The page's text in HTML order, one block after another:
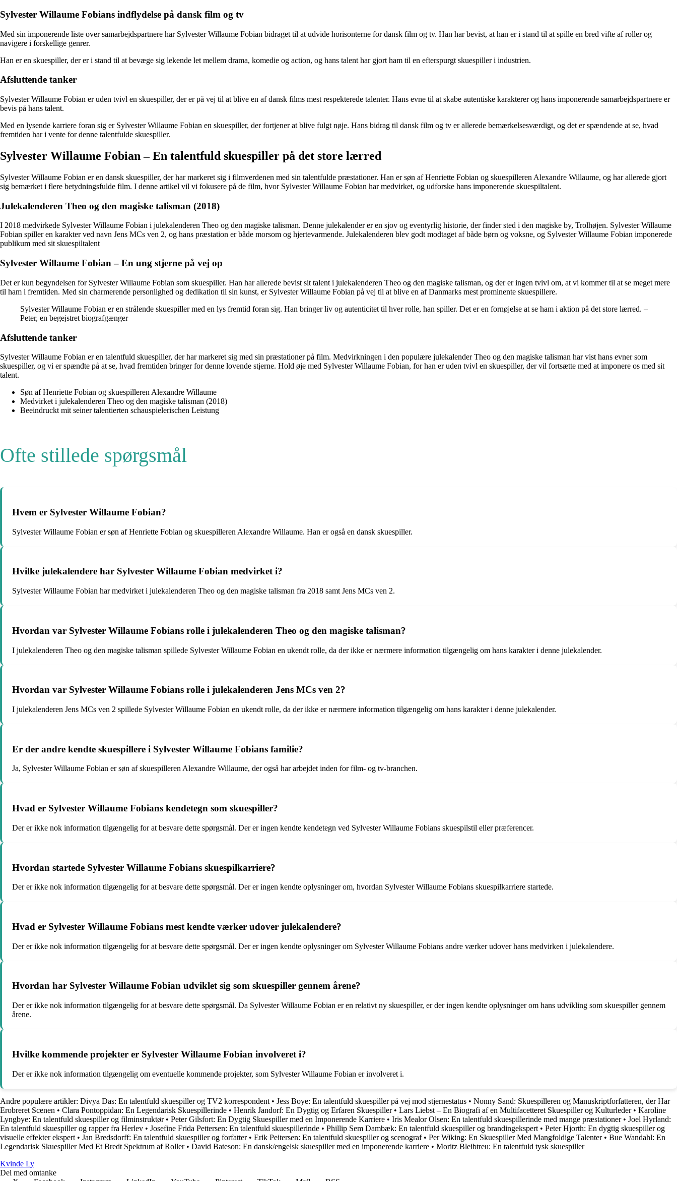
Sylvester Willaume Fobians indflydelse på dansk film og tv
Med sin imponerende liste over samarbejdspartnere har Sylvester Willaume Fobian bidraget til at udvide horisonterne for dansk film og tv. Han har bevist, at han er i stand til at spille en bred vifte af roller og
navigere i forskellige genrer.
Han er en skuespiller, der er i stand til at bevæge sig lekende let mellem drama, komedie og action, og hans talent har gjort ham til en efterspurgt skuespiller i industrien.
Afsluttende tanker
Sylvester Willaume Fobian er uden tvivl en skuespiller, der er på vej til at blive en af dansk films mest respekterede talenter. Hans evne til at skabe autentiske karakterer og hans imponerende samarbejdspartnere er
bevis på hans talent.
Med en lysende karriere foran sig er Sylvester Willaume Fobian en skuespiller, der fortjener at blive fulgt nøje. Hans bidrag til dansk film og tv er allerede bemærkelsesværdigt, og det er spændende at se, hvad
fremtiden har i vente for denne talentfulde skuespiller.
Sylvester Willaume Fobian – En talentfuld skuespiller på det store lærred
Sylvester Willaume Fobian er en dansk skuespiller, der har markeret sig i filmverdenen med sin talentfulde præstationer. Han er søn af Henriette Fobian og skuespilleren Alexandre Willaume, og har allerede gjort
sig bemærket i flere betydningsfulde film. I denne artikel vil vi fokusere på de film, hvor Sylvester Willaume Fobian har medvirket, og udforske hans imponerende skuespiltalent.
Julekalenderen Theo og den magiske talisman (2018)
I 2018 medvirkede Sylvester Willaume Fobian i julekalenderen Theo og den magiske talisman. Denne julekalender er en sjov og eventyrlig historie, der finder sted i den magiske by, Trolhøjen. Sylvester Willaume
Fobian spiller en karakter ved navn Jens MCs ven 2, og hans præstation er både morsom og hjertevarmende. Julekalenderen blev godt modtaget af både børn og voksne, og Sylvester Willaume Fobian imponerede
publikum med sit skuespiltalent
Sylvester Willaume Fobian – En ung stjerne på vej op
Det er kun begyndelsen for Sylvester Willaume Fobian som skuespiller. Han har allerede bevist sit talent i julekalenderen Theo og den magiske talisman, og der er ingen tvivl om, at vi kommer til at se meget mere
til ham i fremtiden. Med sin charmerende personlighed og dedikation til sin kunst, er Sylvester Willaume Fobian på vej til at blive en af Danmarks mest prominente skuespillere.
Sylvester Willaume Fobian er en strålende skuespiller med en lys fremtid foran sig. Han bringer liv og autenticitet til hver rolle, han spiller. Det er en fornøjelse at se ham i aktion på det store lærred. –
Peter, en begejstret biografgænger
Afsluttende tanker
Sylvester Willaume Fobian er en talentfuld skuespiller, der har markeret sig med sin præstationer på film. Medvirkningen i den populære julekalender Theo og den magiske talisman har vist hans evner som
skuespiller, og vi er spændte på at se, hvad fremtiden bringer for denne lovende stjerne. Hold øje med Sylvester Willaume Fobian, for han er uden tvivl en skuespiller, der vil fortsætte med at imponere os med sit
talent.
Søn af Henriette Fobian og skuespilleren Alexandre Willaume
Medvirket i julekalenderen Theo og den magiske talisman (2018)
Beeindruckt mit seiner talentierten schauspielerischen Leistung
Ofte stillede spørgsmål
Hvem er Sylvester Willaume Fobian?
Sylvester Willaume Fobian er søn af Henriette Fobian og skuespilleren Alexandre Willaume. Han er også en dansk skuespiller.
Hvilke julekalendere har Sylvester Willaume Fobian medvirket i?
Sylvester Willaume Fobian har medvirket i julekalenderen Theo og den magiske talisman fra 2018 samt Jens MCs ven 2.
Hvordan var Sylvester Willaume Fobians rolle i julekalenderen Theo og den magiske talisman?
I julekalenderen Theo og den magiske talisman spillede Sylvester Willaume Fobian en ukendt rolle, da der ikke er nærmere information tilgængelig om hans karakter i denne julekalender.
Hvordan var Sylvester Willaume Fobians rolle i julekalenderen Jens MCs ven 2?
I julekalenderen Jens MCs ven 2 spillede Sylvester Willaume Fobian en ukendt rolle, da der ikke er nærmere information tilgængelig om hans karakter i denne julekalender.
Er der andre kendte skuespillere i Sylvester Willaume Fobians familie?
Ja, Sylvester Willaume Fobian er søn af skuespilleren Alexandre Willaume, der også har arbejdet inden for film- og tv-branchen.
Hvad er Sylvester Willaume Fobians kendetegn som skuespiller?
Der er ikke nok information tilgængelig for at besvare dette spørgsmål. Der er ingen kendte kendetegn ved Sylvester Willaume Fobians skuespilstil eller præferencer.
Hvordan startede Sylvester Willaume Fobians skuespilkarriere?
Der er ikke nok information tilgængelig for at besvare dette spørgsmål. Der er ingen kendte oplysninger om, hvordan Sylvester Willaume Fobians skuespilkarriere startede.
Hvad er Sylvester Willaume Fobians mest kendte værker udover julekalendere?
Der er ikke nok information tilgængelig for at besvare dette spørgsmål. Der er ingen kendte oplysninger om Sylvester Willaume Fobians andre værker udover hans medvirken i julekalendere.
Hvordan har Sylvester Willaume Fobian udviklet sig som skuespiller gennem årene?
Der er ikke nok information tilgængelig for at besvare dette spørgsmål. Da Sylvester Willaume Fobian er en relativt ny skuespiller, er der ingen kendte oplysninger om hans udvikling som skuespiller gennem
årene.
Hvilke kommende projekter er Sylvester Willaume Fobian involveret i?
Der er ikke nok information tilgængelig om eventuelle kommende projekter, som Sylvester Willaume Fobian er involveret i.
Andre populære artikler: Divya Das: En talentfuld skuespiller og TV2 korrespondent • Jess Boye: En talentfuld skuespiller på vej mod stjernestatus • Nonny Sand: Skuespilleren og Manuskriptforfatteren, der Har
Erobreret Scenen • Clara Pontoppidan: En Legendarisk Skuespillerinde • Henrik Jandorf: En Dygtig og Erfaren Skuespiller• Lars Liebst – En Biografi af en Multifacetteret Skuespiller og Kulturleder• Karoline
Lyngbye: En talentfuld skuespiller og filminstruktør• Peter Gilsfort: En Dygtig Skuespiller med en Imponerende Karriere • Iris Mealor Olsen: En talentfuld skuespillerinde med mange præstationer• Joel Hyrland:
En talentfuld skuespiller og rapper fra Herlev • Josefine Frida Pettersen: En talentfuld skuespillerinde • Phillip Sem Dambæk: En talentfuld skuespiller og brandingekspert • Peter Hjorth: En dygtig skuespiller og
visuelle effekter ekspert • Jan Bredsdorff: En talentfuld skuespiller og forfatter• Erik Peitersen: En talentfuld skuespiller og scenograf• Per Wiking: En Skuespiller Med Mangfoldige Talenter• Bue Wandahl: En
Legendarisk Skuespiller Med Et Bredt Spektrum af Roller• David Bateson: En dansk/engelsk skuespiller med en imponerende karriere • Moritz Bleibtreu: En talentfuld tysk skuespiller
Kvinde Ly
Del med omtanke